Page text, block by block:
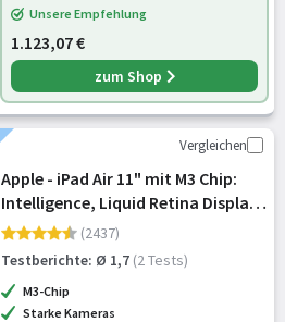
Unsere Empfehlung
1.123,07 €
zum Shop
Vergleichen
Apple - iPad Air 11" mit M3 Chip:
Intelligence, Liquid Retina Display,
1 TB, 12 MP
Frontkamera/Rückkamera, WLAN
6E, Touch ID, Batterie für den
ganzen Ta
(2437)
Testberichte: Ø 1,7 (2 Tests)
M3-Chip
Starke Kameras